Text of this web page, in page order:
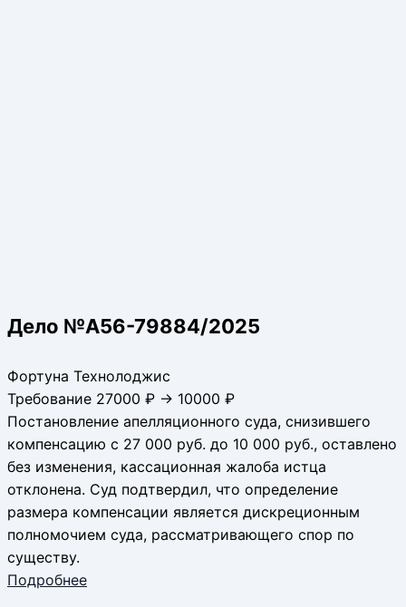
Дело №А56-79884/2025
Фортуна Технолоджис
Требование 27000 ₽ → 10000 ₽
Постановление апелляционного суда, снизившего
компенсацию с 27 000 руб. до 10 000 руб., оставлено
без изменения, кассационная жалоба истца
отклонена. Суд подтвердил, что определение
размера компенсации является дискреционным
полномочием суда, рассматривающего спор по
существу.
Подробнее